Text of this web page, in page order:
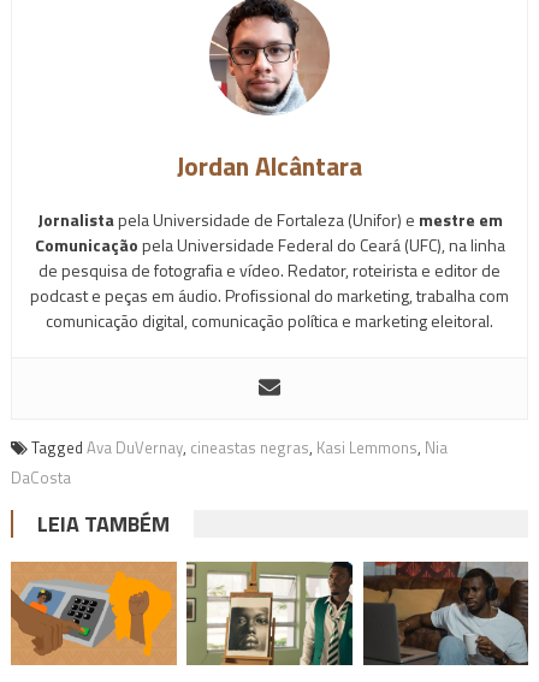
Jordan Alcântara
Jornalistapela Universidade de Fortaleza (Unifor) e mestre em
Comunicaçãopela Universidade Federal do Ceará (UFC), na linha
de pesquisa de fotografia e vídeo. Redator, roteirista e editor de
podcast e peças em áudio. Profissional do marketing, trabalha com
comunicação digital, comunicação política e marketing eleitoral.
Tagged Ava DuVernay, cineastas negras, Kasi Lemmons, Nia
DaCosta
LEIA TAMBÉM